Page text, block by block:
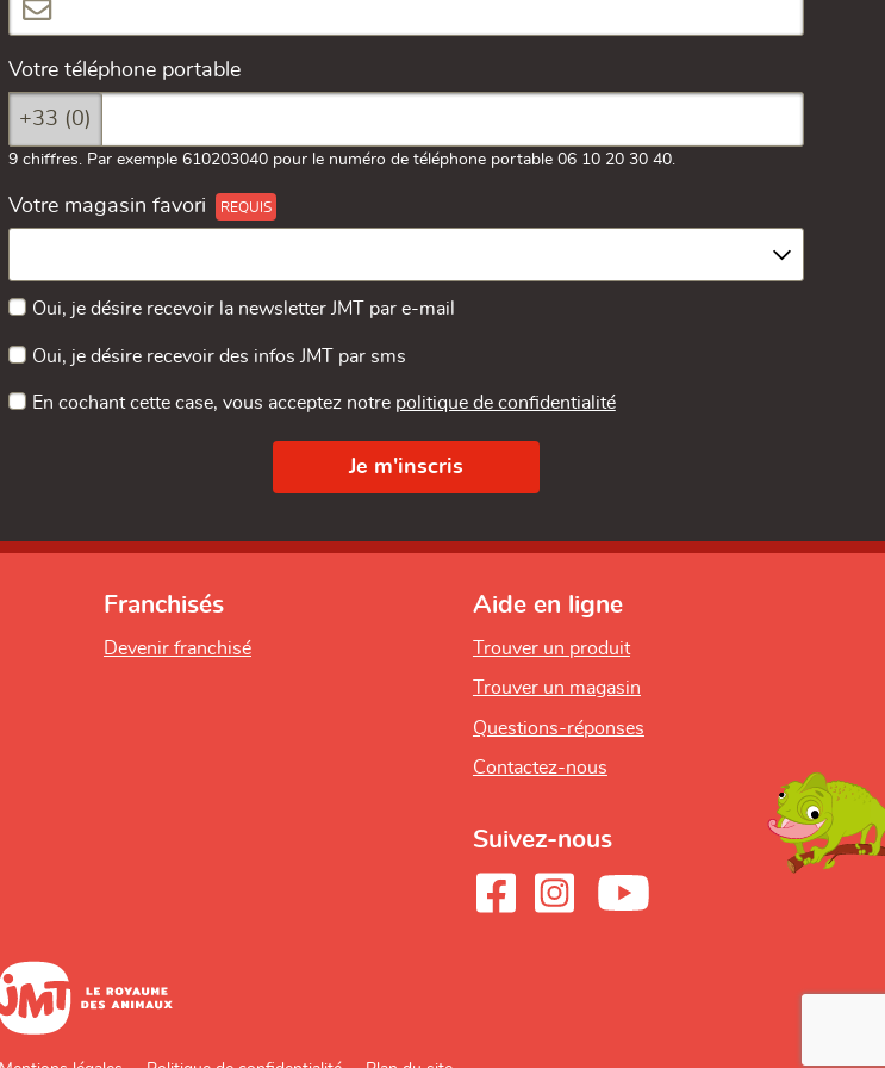
Votre téléphone portable
+33 (0)
9 chiffres. Par exemple 610203040 pour le numéro de téléphone portable 06 10 20 30 40.
Votre magasin favori
Oui, je désire recevoir la newsletter JMT par e-mail
Oui, je désire recevoir des infos JMT par sms
En cochant cette case, vous acceptez notre politique de confidentialité
Franchisés
Devenir franchisé
Aide en ligne
Trouver un produit
Trouver un magasin
Questions-réponses
Contactez-nous
Suivez-nous